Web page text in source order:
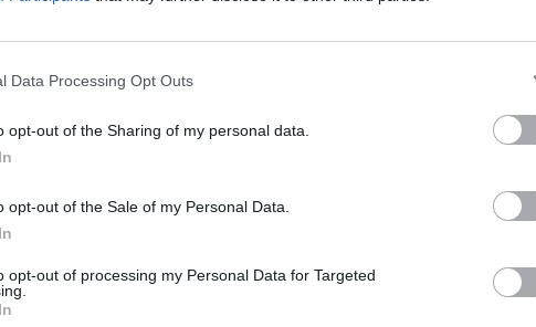
Data Processing Opt Outs
opt-out of the Sharing of my personal data.
opt-out of the Sale of my Personal Data.
opt-out of processing my Personal Data for Targeted
cieniutkie .moje pytanie czy okres powinien przyjść w
sie prawie dwa lata. Po długich leczeniach
pozostał, czuję ciągły dyskomfort oraz mam
Może któraś z Was miala wykonywany tali zabieg i
Będę wdzięczna za wszelkie informacje
sobotę dostałam krwawienie z odstawienia i trwało